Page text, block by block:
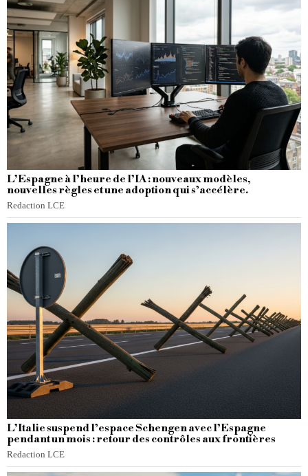
L’Espagne à l’heure de l’IA : nouveaux modèles,
nouvelles règles et une adoption qui s’accélère.
Redaction LCE
L’Italie suspend l’espace Schengen avec l’Espagne
pendant un mois : retour des contrôles aux frontières
Redaction LCE